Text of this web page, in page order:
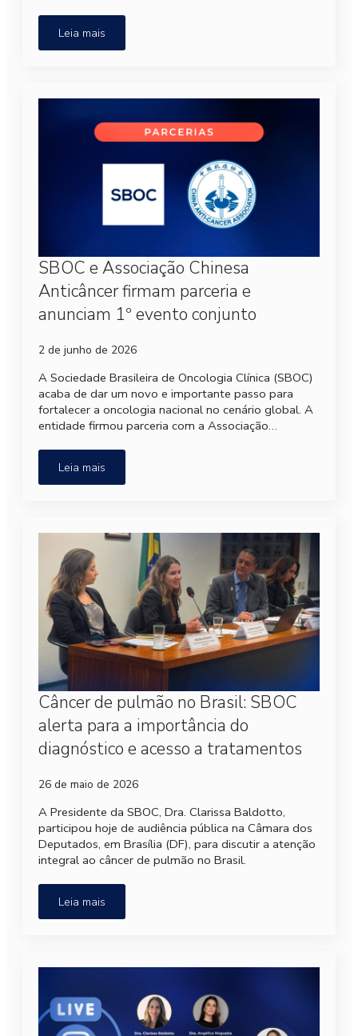
Leia mais
SBOC e Associação Chinesa
Anticâncer firmam parceria e
anunciam 1º evento conjunto
2 de junho de 2026
A Sociedade Brasileira de Oncologia Clínica (SBOC)
acaba de dar um novo e importante passo para
fortalecer a oncologia nacional no cenário global. A
entidade firmou parceria com a Associação…
Leia mais
Câncer de pulmão no Brasil: SBOC
alerta para a importância do
diagnóstico e acesso a tratamentos
26 de maio de 2026
A Presidente da SBOC, Dra. Clarissa Baldotto,
participou hoje de audiência pública na Câmara dos
Deputados, em Brasília (DF), para discutir a atenção
integral ao câncer de pulmão no Brasil.
Leia mais